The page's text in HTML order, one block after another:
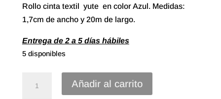
Rollo cinta textil yute en color Azul. Medidas:
1,7cm de ancho y 20m de largo.
Entrega de 2 a 5 días hábiles
5 disponibles
Añadir al carrito